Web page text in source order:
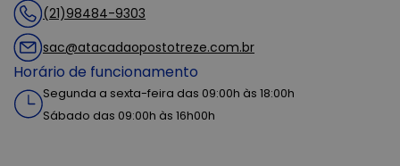
(21)98484-9303
sac@atacadaopostotreze.com.br
Horário de funcionamento
Segunda a sexta-feira das 09:00h às 18:00h
Sábado das 09:00h às 16h00h